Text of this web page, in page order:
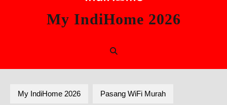
My IndiHome 2026
My IndiHome 2026 Pasang WiFi Murah